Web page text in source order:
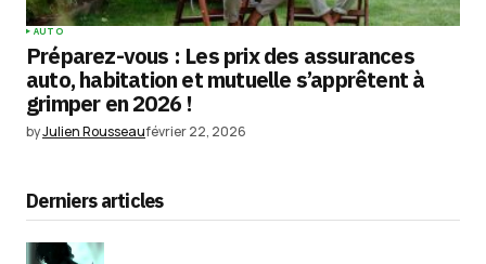
AUTO
Préparez-vous : Les prix des assurances
auto, habitation et mutuelle s’apprêtent à
grimper en 2026 !
byJulien Rousseaufévrier 22, 2026
Derniers articles